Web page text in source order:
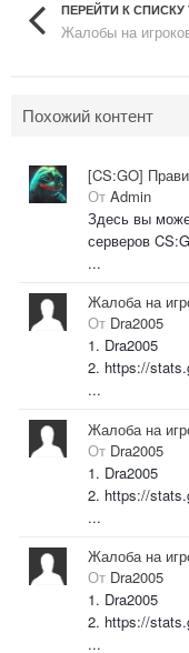
ПЕРЕЙТИ К СПИСКУ
Жалобы на
Похожий контент
[CS:GO]
От Admin
Здесь вы
серверов
...
Жалоба на
От Dra2005
1. Dra2005
2. https://
...
Жалоба на
От Dra2005
1. Dra2005
2. https://
...
Жалоба на
От Dra2005
1. Dra2005
2. https://
...